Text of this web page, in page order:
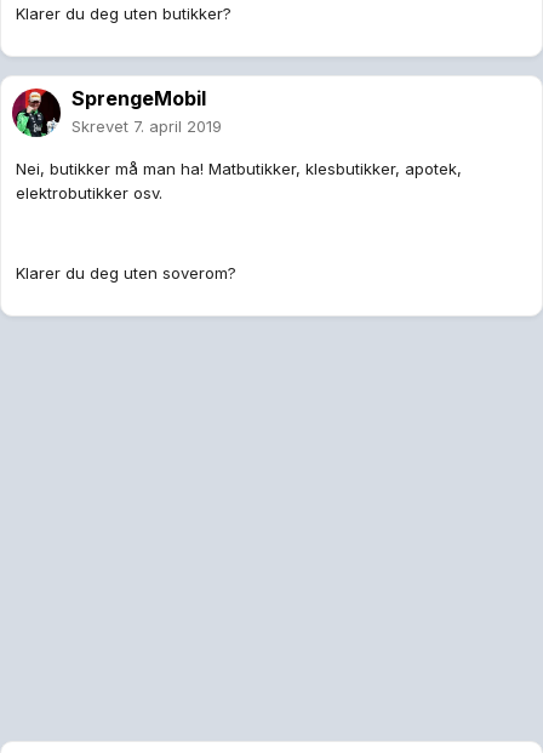
Klarer du deg uten butikker?
SprengeMobil
Skrevet 7. april 2019
Nei, butikker må man ha! Matbutikker, klesbutikker, apotek,
elektrobutikker osv.
Klarer du deg uten soverom?